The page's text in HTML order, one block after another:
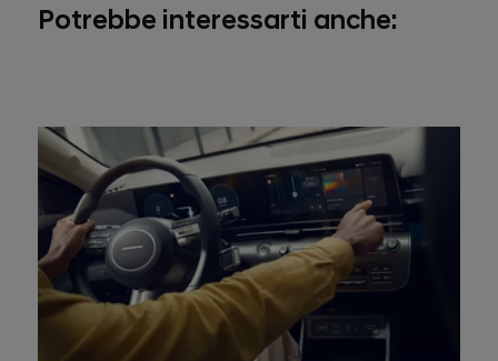
Potrebbe interessarti anche: